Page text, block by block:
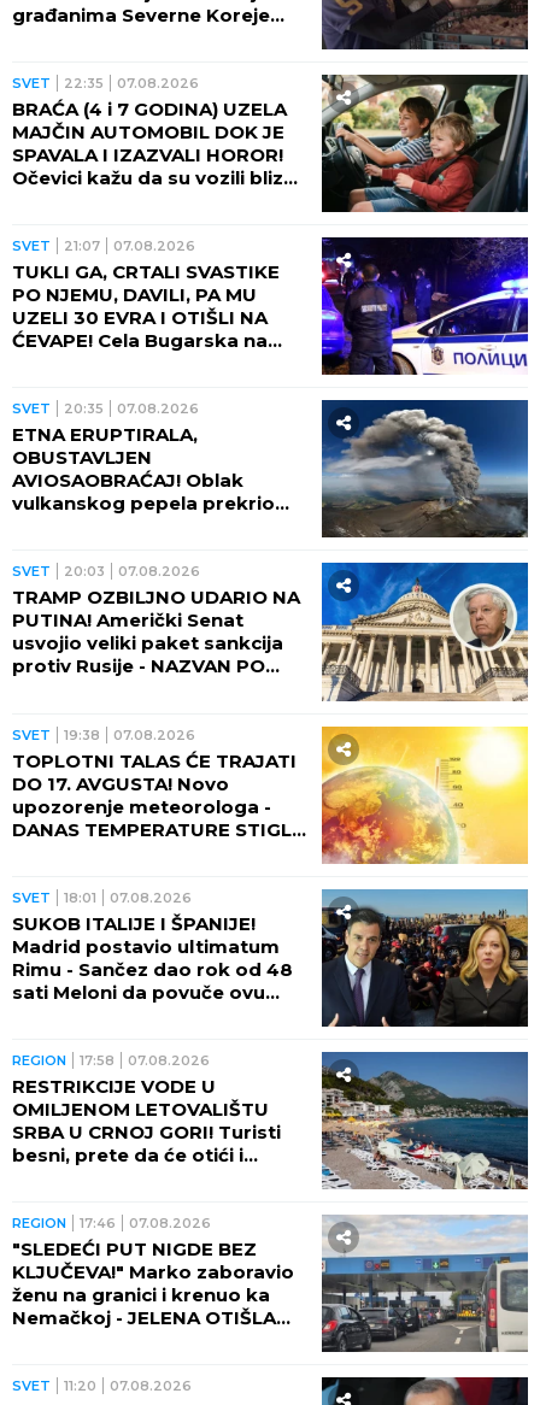
građanima Severne Koreje
SVET 22:35 07.08.2026
BRAĆA (4 i 7 GODINA) UZELA
MAJČIN AUTOMOBIL DOK JE
SPAVALA I IZAZVALI HOROR!
Očevici kažu da su vozili blizu
SVET 21:07 07.08.2026
TUKLI GA, CRTALI SVASTIKE
PO NJEMU, DAVILI, PA MU
UZELI 30 EVRA I OTIŠLI NA
ĆEVAPE! Cela Bugarska na
MALOLETNIKA, UVUKLI GA U
JEZIVU ZAMKU!
SVET 20:35 07.08.2026
ETNA ERUPTIRALA,
OBUSTAVLJEN
AVIOSAOBRAĆAJ! Oblak
vulkanskog pepela prekrio
SVET 20:03 07.08.2026
TRAMP OZBILJNO UDARIO NA
PUTINA! Američki Senat
usvojio veliki paket sankcija
protiv Rusije - NAZVAN PO
SVET 19:38 07.08.2026
TOPLOTNI TALAS ĆE TRAJATI
DO 17. AVGUSTA! Novo
upozorenje meteorologa -
DANAS TEMPERATURE STIGLE
SVET 18:01 07.08.2026
SUKOB ITALIJE I ŠPANIJE!
Madrid postavio ultimatum
Rimu - Sančez dao rok od 48
sati Meloni da povuče ovu
REGION 17:58 07.08.2026
RESTRIKCIJE VODE U
OMILJENOM LETOVALIŠTU
SRBA U CRNOJ GORI! Turisti
besni, prete da će otići i
REGION 17:46 07.08.2026
"SLEDEĆI PUT NIGDE BEZ
KLJUČEVA!" Marko zaboravio
ženu na granici i krenuo ka
Nemačkoj - JELENA OTIŠLA
SVET 11:20 07.08.2026